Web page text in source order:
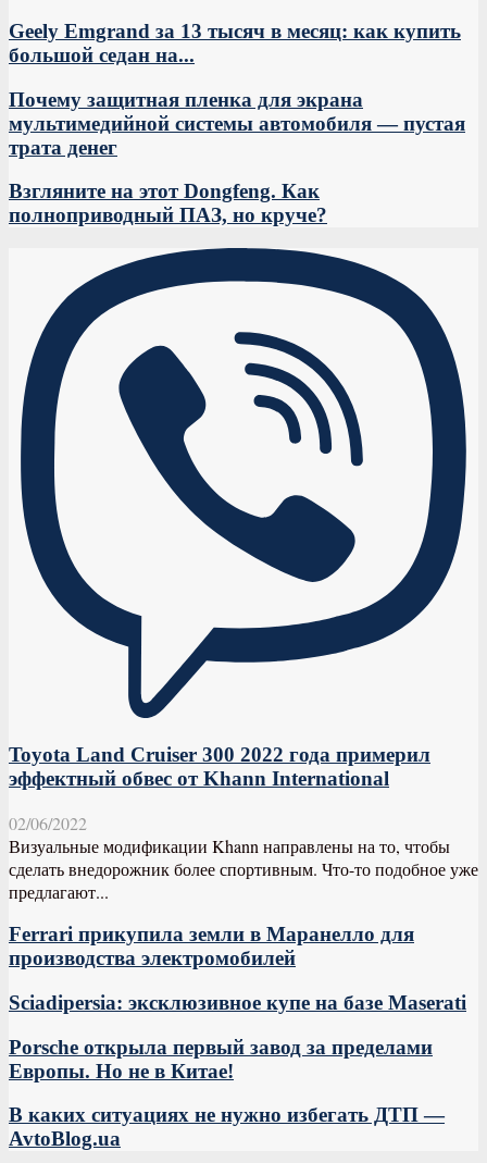
Geely Emgrand за 13 тысяч в месяц: как купить
большой седан на...
Почему защитная пленка для экрана
мультимедийной системы автомобиля — пустая
трата денег
Взгляните на этот Dongfeng. Как
полноприводный ПАЗ, но круче?
Toyota Land Cruiser 300 2022 года примерил
эффектный обвес от Khann International
02/06/2022
Визуальные модификации Khann направлены на то, чтобы
сделать внедорожник более спортивным. Что-то подобное уже
предлагают...
Ferrari прикупила земли в Маранелло для
производства электромобилей
Sciadipersia: эксклюзивное купе на базе Maserati
Porsche открыла первый завод за пределами
Европы. Но не в Китае!
В каких ситуациях не нужно избегать ДТП —
AvtoBlog.ua